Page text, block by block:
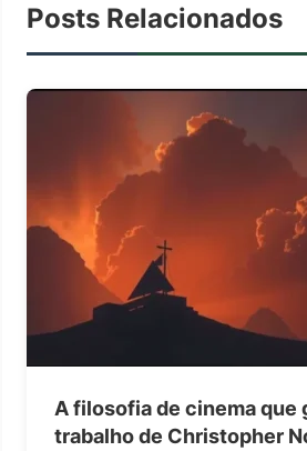
Posts Relacionados
A filosofia de cinema que
trabalho de Christopher